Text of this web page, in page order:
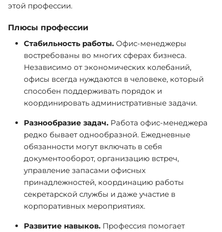
этой профессии.
Плюсы профессии
Стабильность работы. Офис-менеджеры
востребованы во многих сферах бизнеса.
Независимо от экономических колебаний,
офисы всегда нуждаются в человеке, который
способен поддерживать порядок и
координировать административные задачи.
Разнообразие задач. Работа офис-менеджера
редко бывает однообразной. Ежедневные
обязанности могут включать в себя
документооборот, организацию встреч,
управление запасами офисных
принадлежностей, координацию работы
секретарской службы и даже участие в
корпоративных мероприятиях.
Развитие навыков. Профессия помогает